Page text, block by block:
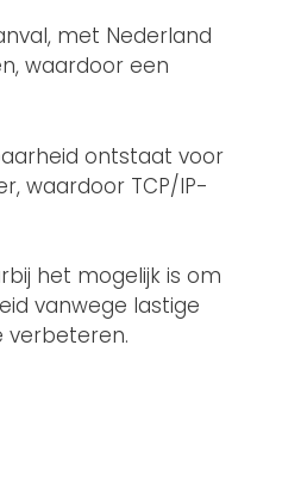
met Nederland
waardoor een
ontstaat voor
waardoor TCP/IP-
het mogelijk is om
vanwege lastige
verbeteren.